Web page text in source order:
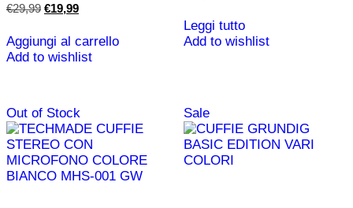
€29,99 Il
era:
€29,99.
€19,99Il
è:
€19,99.
Aggiungi al carrello
Add to wishlist
Leggi tutto
Add to wishlist
Out of Stock Sale